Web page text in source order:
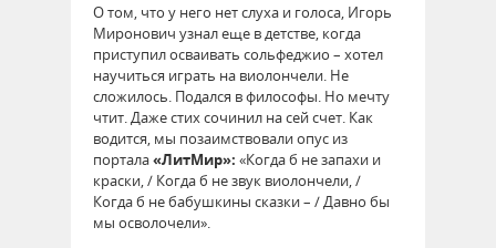
О том, что у него нет слуха и голоса, Игорь
Миронович узнал еще в детстве, когда
приступил осваивать сольфеджио – хотел
научиться играть на виолончели. Не
сложилось. Подался в философы. Но мечту
чтит. Даже стих сочинил на сей счет. Как
водится, мы позаимствовали опус из
портала«ЛитМир»: «Когда б не запахи и
краски, / Когда б не звук виолончели, /
Когда б не бабушкины сказки – / Давно бы
мы осволочели».